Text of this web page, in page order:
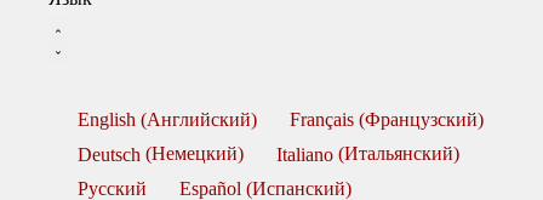
English (Английский) Français(Французский)
Deutsch (Немецкий) Italiano(Итальянский)
Русский
Español (Испанский)